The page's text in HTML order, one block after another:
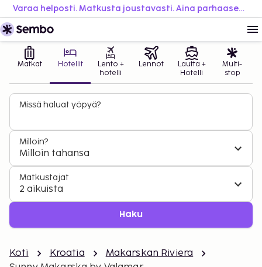
Varaa helposti. Matkusta joustavasti. Aina parhaaseen hintaan.
Matkat Hotellit
Lento +
hotelli
Lennot
Lautta +
Hotelli
Multi-
stop
Missä haluat yöpyä?
Milloin?
Milloin tahansa
Matkustajat
2 aikuista
Haku
Koti Kroatia
Makarskan Riviera